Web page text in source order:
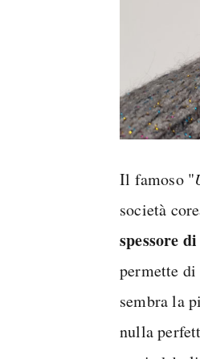
Il famoso "
società
spessore
permette
sembra la
nulla